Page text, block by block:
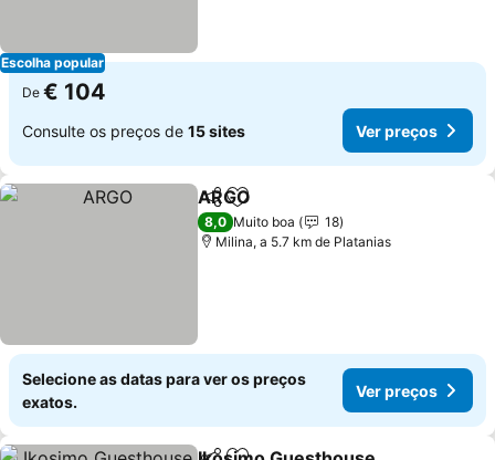
Escolha popular
De € 104
Consulte os preços de 15 sites Ver preços
PartilharAdicionar aos favoritos
ARGO
8,0 Muito boa
18
Milina, a 5.7 km de Platanias
Selecione as datas para ver os preços
exatos.
Ver preços